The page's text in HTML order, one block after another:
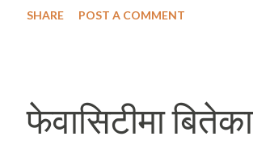
विशाल देशहरुको मानचित्रको
खोजीरहेका हुन्थ्यौं अनि सामाजिक सर
SHARE POST A COMMENT
फेवासिटीमा